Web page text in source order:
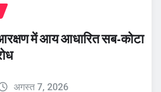
में आय आधारित सब-कोटा
अगस्त 7, 2026